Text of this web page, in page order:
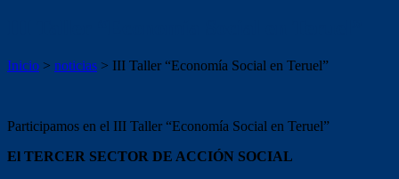
Inicio > noticias > III Taller “Economía Social en Teruel”
Participamos en el III Taller “Economía Social en Teruel”
El TERCER SECTOR DE ACCIÓN SOCIAL